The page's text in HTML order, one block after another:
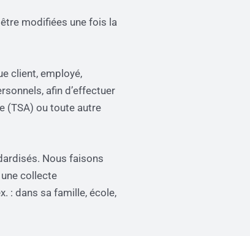
modifiées une fois la
client, employé,
afin d’effectuer
(TSA) ou toute autre
Nous faisons
collecte
: dans sa famille, école,